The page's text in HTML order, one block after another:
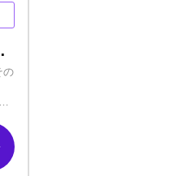
給を目指しましょう！
の